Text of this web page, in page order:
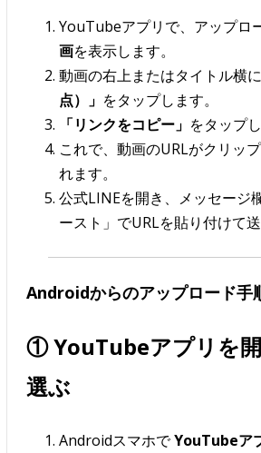
YouTubeアプリで、アップロ
画を表示します。
動画の右上またはタイトル横
点）」 をタップします。
「リンクをコピー」 をタップし
これで、動画のURLがクリッ
れます。
公式LINEを開き、メッセージ
ースト」でURLを貼り付けて
Androidからのアップロード手
① YouTubeアプリを
選ぶ
AndroidスマホでYouTubeア